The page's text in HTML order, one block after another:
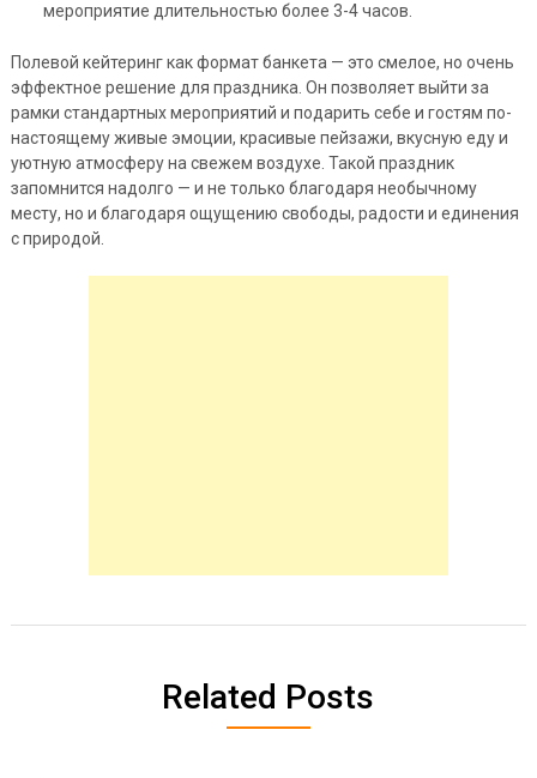
мероприятие длительностью более 3-4 часов.
Полевой кейтеринг как формат банкета — это смелое, но очень
эффектное решение для праздника. Он позволяет выйти за
рамки стандартных мероприятий и подарить себе и гостям по-
настоящему живые эмоции, красивые пейзажи, вкусную еду и
уютную атмосферу на свежем воздухе. Такой праздник
запомнится надолго — и не только благодаря необычному
месту, но и благодаря ощущению свободы, радости и единения
с природой.
Related Posts